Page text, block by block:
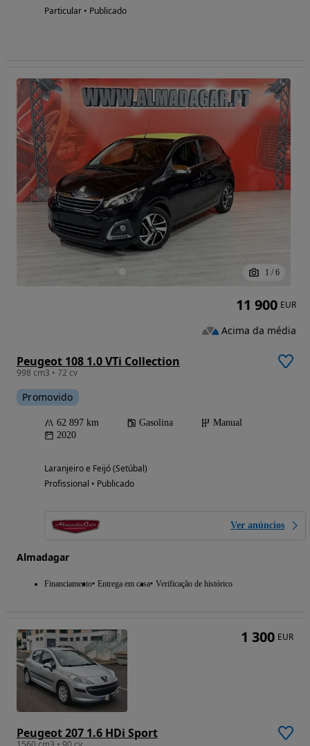
Particular • Publicado
1 / 6
Peugeot 108 1.0 VTi Collection
998 cm3 • 72 cv
Promovido
62 897 km Gasolina
Manual
2020
Laranjeiro e Feijó (Setúbal)
Profissional • Publicado
Ver anúncios
Almadagar
Financiamento Entrega em casa Verificação de histórico
11 900 EUR
Acima da média
Peugeot 207 1.6 HDi Sport
1 300 EUR